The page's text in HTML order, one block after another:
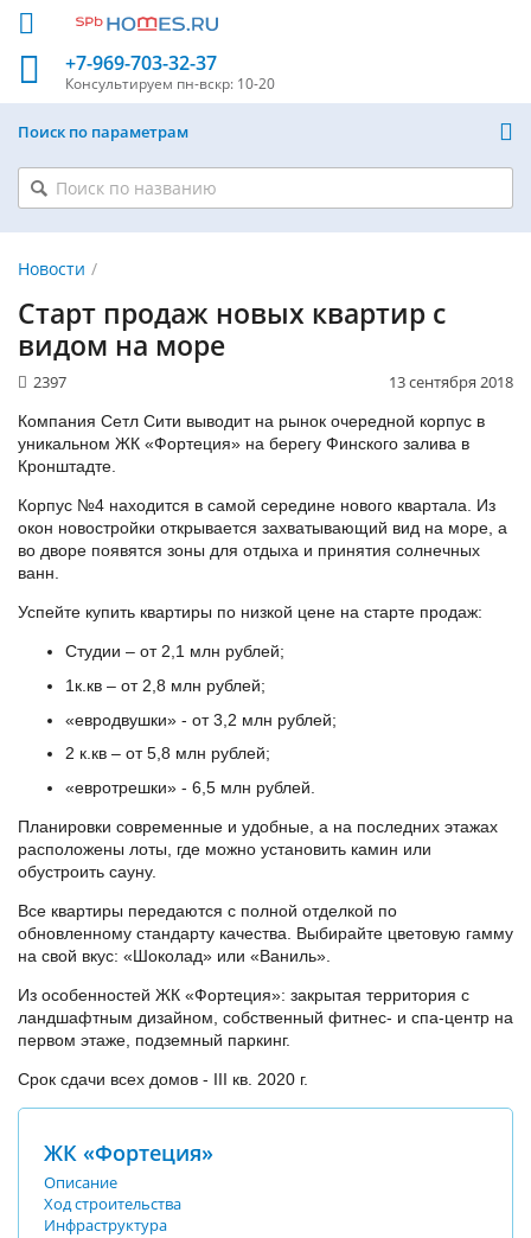
+7-969-703-32-37
Консультируем пн-вскр: 10-20
Поиск по параметрам
Новости
Старт продаж новых квартир с
видом на море
13 сентября 2018
2397
Компания Сетл Сити выводит на рынок очередной корпус в
уникальном ЖК «Фортеция» на берегу Финского залива в
Кронштадте.
Корпус №4 находится в самой середине нового квартала. Из
окон новостройки открывается захватывающий вид на море, а
во дворе появятся зоны для отдыха и принятия солнечных
ванн.
Успейте купить квартиры по низкой цене на старте продаж:
Студии – от 2,1 млн рублей;
1к.кв – от 2,8 млн рублей;
«евродвушки» - от 3,2 млн рублей;
2 к.кв – от 5,8 млн рублей;
«евротрешки» - 6,5 млн рублей.
Планировки современные и удобные, а на последних этажах
расположены лоты, где можно установить камин или
обустроить сауну.
Все квартиры передаются с полной отделкой по
обновленному стандарту качества. Выбирайте цветовую гамму
на свой вкус: «Шоколад» или «Ваниль».
Из особенностей ЖК «Фортеция»: закрытая территория с
ландшафтным дизайном, собственный фитнес- и спа-центр на
первом этаже, подземный паркинг.
Срок сдачи всех домов - III кв. 2020 г.
ЖК «Фортеция»
Описание
Ход строительства
Инфраструктура